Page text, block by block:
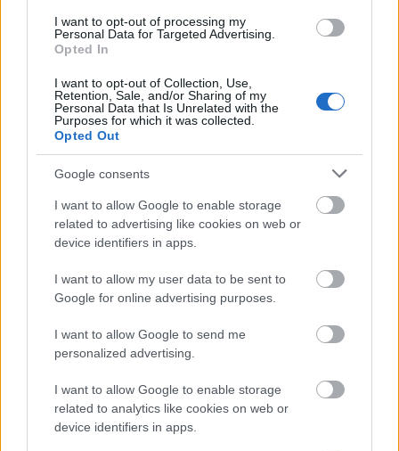
I want to opt-out of processing my
Personal Data for Targeted Advertising.
Opted In
I want to opt-out of Collection, Use,
Retention, Sale, and/or Sharing of my
Personal Data that Is Unrelated with the
Purposes for which it was collected.
Opted Out
Google consents
I want to allow Google to enable storage
related to advertising like cookies on web or
device identifiers in apps.
I want to allow my user data to be sent to
Google for online advertising purposes.
I want to allow Google to send me
personalized advertising.
I want to allow Google to enable storage
related to analytics like cookies on web or
device identifiers in apps.
εύκολα η επίδραση των τιμών.
Πάντως οι οικονομολόγοι τηςCommerzbank
υπολογίζουν ότι, με την τιμή του Brent στα 110
δολάρια το βαρέλι, η μείωση της ζήτησης θα
μπορούσε να φτάσει μεταξύ 4-10 εκατομμυρίων
βαρελιών ημερησίως. Σε επίπεδα δηλαδή που δεν
επαρκούν για να αντισταθμίσουν την απώλεια
προσφοράς. Μάλιστα, όπως λένε, είναι πιθανό η
πραγματική επίδραση να βρίσκεται
στο χαμηλότερο άκρο αυτού του εύρους.
Αναγνωρίζοντας ότι το εύρος είναι μεγάλο, και ότι
αυξημένο, σε σχέση με σήμερα, βαθμό
εξάρτησης της οικονομίας από το πετρέλαιο,
καταλήγουν στο συμπέρασμα ότι η πτώση στην
ημερήσια ζήτησηείναι περίπου 5 εκατ. βαρέλια,
σε ορίζοντα ενός έτους